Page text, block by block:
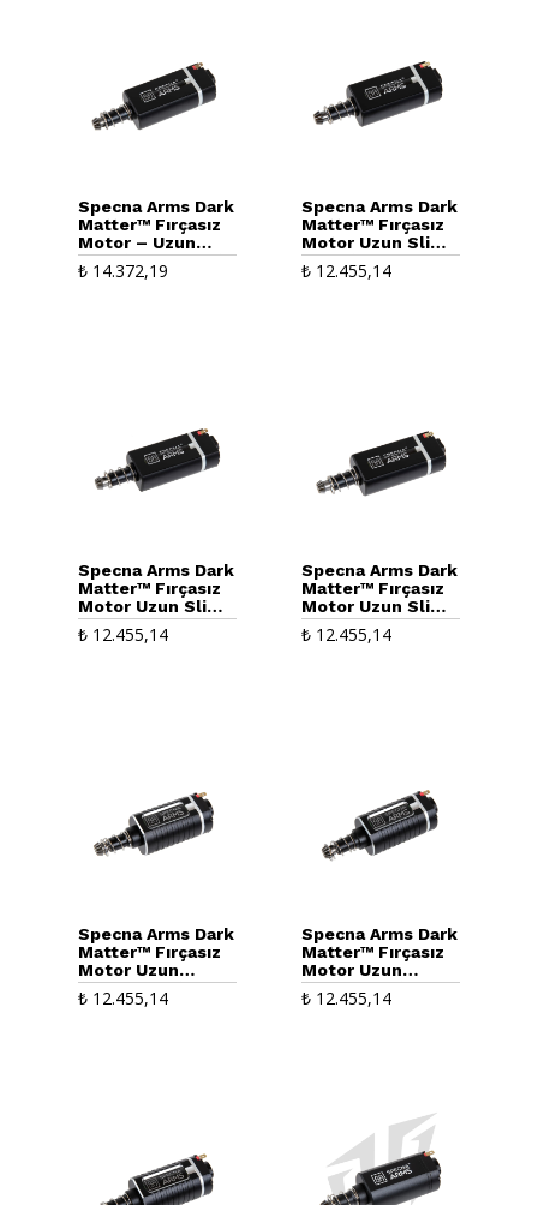
Specna Arms Dark
Matter™ Fırçasız
Motor – Uzun
Slim (55000RPM)
₺14.372,19
Specna Arms Dark
Matter™ Fırçasız
Motor Uzun Slim
Tip-1 (43000RPM)
₺ 12.455,14
Specna Arms Dark
Matter™ Fırçasız
Motor Uzun Slim
Tip-2 (36000RPM)
₺12.455,14
Specna Arms Dark
Matter™ Fırçasız
Motor Uzun Slim
(30000RPM)
₺ 12.455,14
Specna Arms Dark
Matter™ Fırçasız
Motor Uzun
(48000RPM)
₺12.455,14
Specna Arms Dark
Matter™ Fırçasız
Motor Uzun
(39000RPM)
₺ 12.455,14